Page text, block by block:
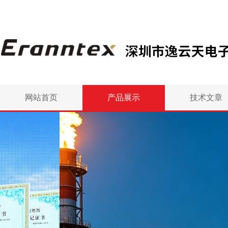
网站首页 产品展示 技术文章